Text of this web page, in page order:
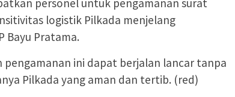
logistik Pilkada menjelang
Bayu Pratama.
pengamanan ini dapat berjalan lancar tanpa
Pilkada yang aman dan tertib. (red)